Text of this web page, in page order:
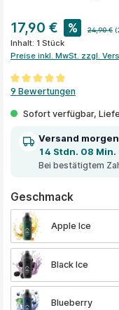
17,90 € % 24,90 €
Inhalt: 1 Stück
Preise inkl. MwSt. zzgl.
Durchschnittliche
9 Bewertungen
Sofort verfügbar,
Versand morgen
14 Stdn. 08 Min.
Bei bestätigtem
Geschmack
Apple Ice
Black Ice
Blueberry